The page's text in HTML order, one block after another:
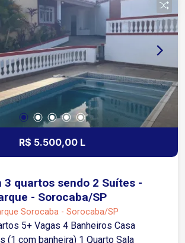
R$ 5.500,00 L
3 quartos sendo 2 Suítes -
- Sorocaba/SP
Sorocaba - Sorocaba/SP
5+ Vagas 4 Banheiros Casa